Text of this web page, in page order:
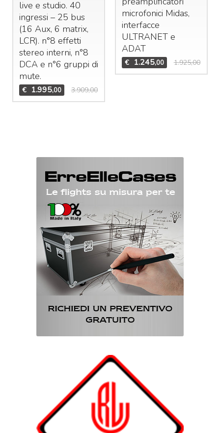
live e studio. 40
ingressi – 25 bus
(16 Aux, 6 matrix,
LCR). n°8 effetti
stereo interni, n°8
DCAe n°6 gruppi di
mute.
€ 1.995,00 3.909,00
microfonici Midas,
interfacce
ULTRANETe
ADAT
€ 1.245,00 1.925,00